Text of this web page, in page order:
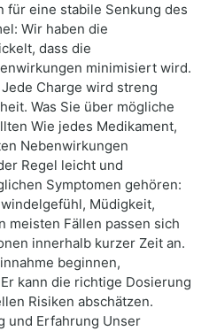
für eine stabile Senkung des
Wir haben die
dass die
minimisiert wird.
Charge wird streng
Was Sie über mögliche
Wie jedes Medikament,
Nebenwirkungen
Regel leicht und
Symptomen gehören:
Müdigkeit,
meisten Fällen passen sich
innerhalb kurzer Zeit an.
beginnen,
kann die richtige Dosierung
Risiken abschätzen.
und Erfahrung Unser